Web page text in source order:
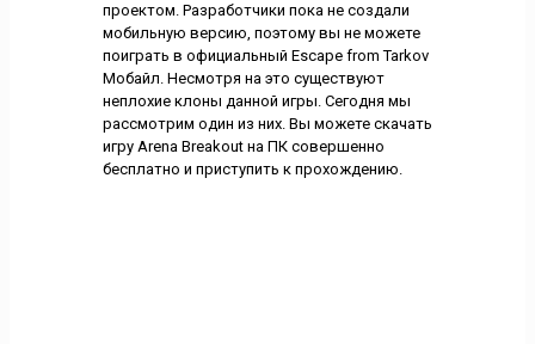
проектом. Разработчики пока не создали
мобильную версию, поэтому вы не можете
поиграть в официальный Escape from Tarkov
Мобайл. Несмотря на это существуют
неплохие клоны данной игры. Сегодня мы
рассмотрим один из них. Вы можете скачать
игру Arena Breakout на ПК совершенно
бесплатно и приступить к прохождению.